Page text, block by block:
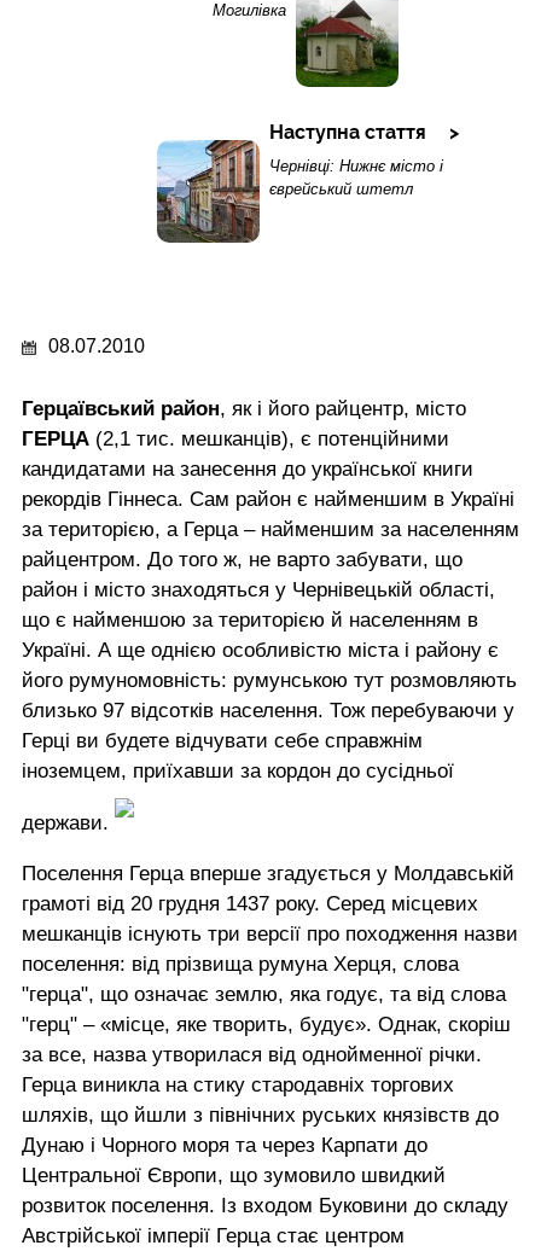
Могилівка
Наступна стаття
Чернівці: Нижнє місто і
єврейський штетл
08.07.2010
Герцаївський район, як і його райцентр, місто
ГЕРЦА (2,1 тис. мешканців), є потенційними
кандидатами на занесення до української книги
рекордів Гіннеса. Сам район є найменшим в Україні
за територією, а Герца – найменшим за населенням
райцентром. До того ж, не варто забувати, що
район і місто знаходяться у Чернівецькій області,
що є найменшою за територією й населенням в
Україні. А ще однією особливістю міста і району є
його румуномовність: румунською тут розмовляють
близько 97 відсотків населення. Тож перебуваючи у
Герці ви будете відчувати себе справжнім
іноземцем, приїхавши за кордон до сусідньої
держави.
Поселення Герца вперше згадується у Молдавській
грамоті від 20 грудня 1437 року. Серед місцевих
мешканців існують три версії про походження назви
поселення: від прізвища румуна Херця, слова
"герца", що означає землю, яка годує, та від слова
"герц" – «місце, яке творить, будує». Однак, скоріш
за все, назва утворилася від однойменної річки.
Герца виникла на стику стародавніх торгових
шляхів, що йшли з північних руських князівств до
Дунаю і Чорного моря та через Карпати до
Центральної Європи, що зумовило швидкий
розвиток поселення. Із входом Буковини до складу
Австрійської імперії Герца стає центром